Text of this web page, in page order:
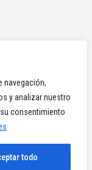
navegación,
y analizar nuestro
consentimiento
todo